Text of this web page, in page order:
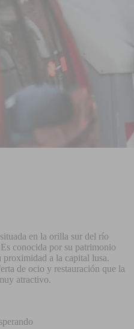
en la orilla sur del río
conocida por su patrimonio
a la capital lusa.
de ocio y restauración que la
atractivo.